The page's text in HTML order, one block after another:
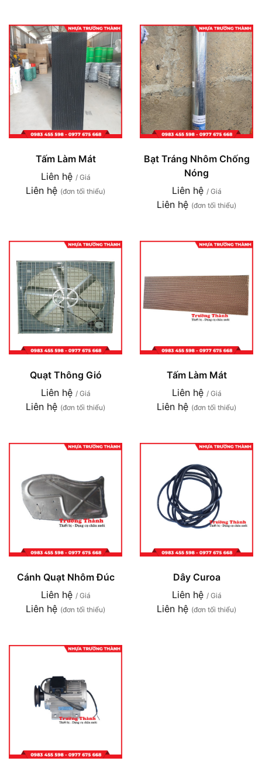
Tấm Làm Mát
Liên hệ / Giá
Liên hệ (đơn tối thiểu)
Bạt Tráng Nhôm Chống
Nóng
Liên hệ / Giá
Liên hệ (đơn tối thiểu)
Quạt Thông Gió
Liên hệ / Giá
Liên hệ (đơn tối thiểu)
Tấm Làm Mát
Liên hệ / Giá
Liên hệ (đơn tối thiểu)
Cánh Quạt Nhôm Đúc
Liên hệ / Giá
Liên hệ (đơn tối thiểu)
Dây Curoa
Liên hệ / Giá
Liên hệ (đơn tối thiểu)